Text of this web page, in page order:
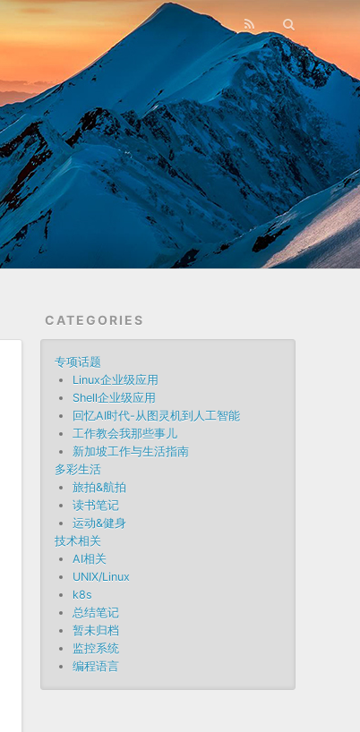
CATEGORIES
专项话题
Linux企业级应用
Shell企业级应用
回忆AI时代-从图灵机到人工智能
工作教会我那些事儿
新加坡工作与生活指南
多彩生活
旅拍&航拍
读书笔记
运动&健身
技术相关
AI相关
UNIX/Linux
k8s
总结笔记
暂未归档
监控系统
编程语言